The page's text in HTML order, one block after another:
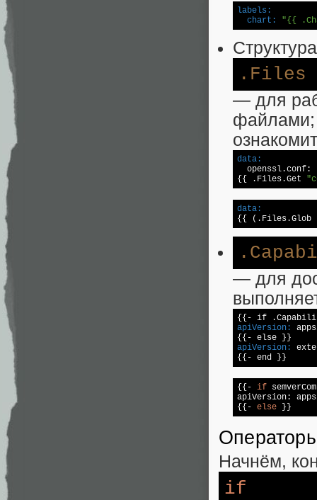
labels:
  chart:
"{{
Структура
.Files
— для
файлами;
data:
openssl.conf:
{{ .Files.Get
data:
{{ (.Files.Glob
— для
{{- if
apiVersion:
apiVersion:
{{- if
apiVersion:
{{- else
Начнём,
if